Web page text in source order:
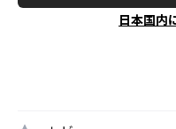
日本国内